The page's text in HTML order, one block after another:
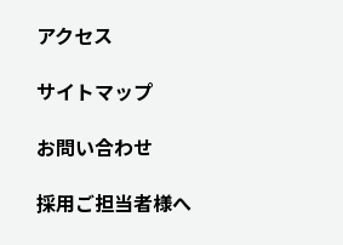
アクセス
サイトマップ
お問い合わせ
採用ご担当者様へ